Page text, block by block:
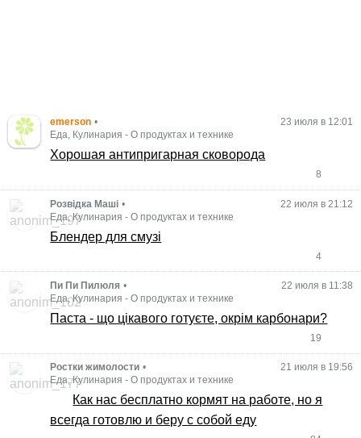
emerson •
23 июля в 12:01
Еда, Кулинария -О продуктах и технике
Хорошая антипригарная сковорода
8
Розвідка Маші •
22 июля в 21:12
Еда, Кулинария -О продуктах и технике
Блендер для смузі
4
Пи Пи Пилюля •
22 июля в 11:38
Еда, Кулинария -О продуктах и технике
Паста - що цікавого готуєте, окрім карбонари?
19
Ростки жимолости •
21 июля в 19:56
Еда, Кулинария -О продуктах и технике
Как нас бесплатно кормят на работе, но я
всегда готовлю и беру с собой еду